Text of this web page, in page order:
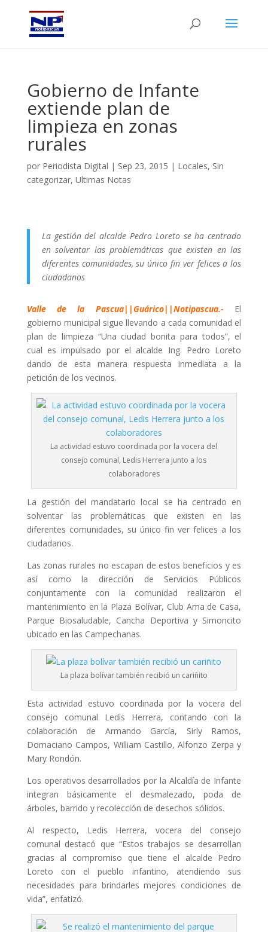
Gobierno de Infante
extiende plan de
limpieza en zonas
rurales
por Periodista Digital | Sep 23, 2015 | Locales, Sin
categorizar, Ultimas Notas
La gestión del alcalde Pedro Loreto se ha centrado
en solventar las problemáticas que existen en las
diferentes comunidades, su único fin ver felices a los
ciudadanos
Valle de la Pascua||Guárico||Notipascua.-
El
gobierno municipal sigue llevando a cada comunidad el
plan de limpieza “Una ciudad bonita para todos”, el
cual es impulsado por el alcalde Ing. Pedro Loreto
dando de esta manera respuesta inmediata a la
petición de los vecinos.
La actividad estuvo coordinada por la vocera del
consejo comunal, Ledis Herrera junto a los
colaboradores
La gestión del mandatario local se ha centrado en
solventar las problemáticas que existen en las
diferentes comunidades, su único fin ver felices a los
ciudadanos.
Las zonas rurales no escapan de estos beneficios y es
así como la dirección de Servicios Públicos
conjuntamente con la comunidad realizaron el
mantenimiento en la Plaza Bolívar, Club Ama de Casa,
Parque Biosaludable, Cancha Deportiva y Simoncito
ubicado en las Campechanas.
La plaza bolívar también recibió un cariñito
Esta actividad estuvo coordinada por la vocera del
consejo comunal Ledis Herrera, contando con la
colaboración de Armando García, Sirly Ramos,
Domaciano Campos, William Castillo, Alfonzo Zerpa y
Mary Rondón.
Los operativos desarrollados por la Alcaldía de Infante
integran básicamente el desmalezado, poda de
árboles, barrido y recolección de desechos sólidos.
Al respecto, Ledis Herrera, vocera del consejo
comunal destacó que “Estos trabajos se desarrollan
gracias al compromiso que tiene el alcalde Pedro
Loreto con el pueblo infantino, atendiendo sus
necesidades para brindarles mejores condiciones de
vida”, enfatizó.